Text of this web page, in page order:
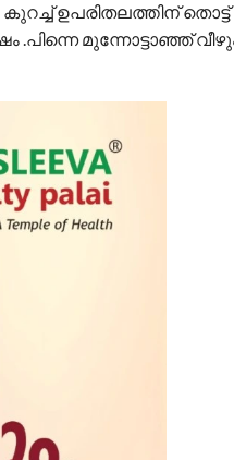
ഉപരിതലത്തിന് തൊട്ട്
മുന്നോട്ടാഞ്ഞ്